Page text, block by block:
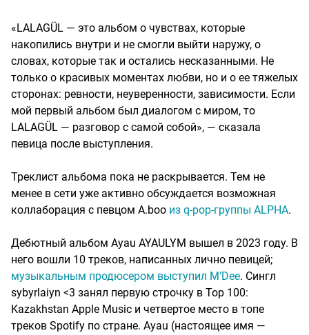
«LALAGÜL — это альбом о чувствах, которые
накопились внутри и не смогли выйти наружу, о
словах, которые так и остались несказанными. Не
только о красивых моментах любви, но и о ее тяжелых
сторонах: ревности, неуверенности, зависимости. Если
мой первый альбом был диалогом с миром, то
LALAGÜL — разговор с самой собой», — сказала
певица после выступления.
Треклист альбома пока не раскрывается. Тем не
менее в сети уже активно обсуждается возможная
коллаборация с певцом A.boo из q-pop-группы ALPHA.
Дебютный альбом Ayau AYAULYM вышел в 2023 году. В
него вошли 10 треков, написанных лично певицей;
музыкальным продюсером выступил M’Dee. Сингл
sybyrlaiyn <3 занял первую строчку в Top 100:
Kazakhstan Apple Music и четвертое место в топе
треков Spotify по стране. Ayau (настоящее имя —